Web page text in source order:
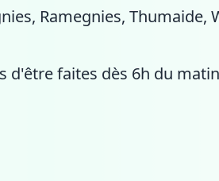
Ramegnies, Thumaide,
d'être faites dès 6h du